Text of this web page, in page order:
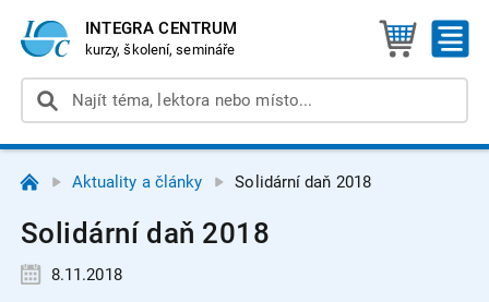
INTEGRA CENTRUM
kurzy, školení, semináře
Aktuality a články Solidární daň 2018
Solidární daň 2018
8.11.2018